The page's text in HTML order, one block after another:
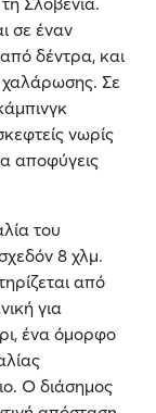
σε έναν
δέντρα, και
χαλάρωσης. Σε
νωρίς
αποφύγεις
του
8 χλμ.
από
για
ένα όμορφο
Ο διάσημος